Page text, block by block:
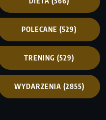
POLECANE (529)
TRENING (529)
WYDARZENIA (2855)